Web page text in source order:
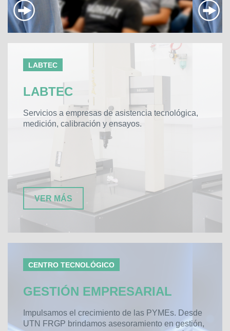
LABTEC
LABTEC
Servicios a empresas de asistencia tecnológica,
medición, calibración y ensayos.
VER MÁS
CENTRO TECNOLÓGICO
GESTIÓN EMPRESARIAL
Impulsamos el crecimiento de las PYMEs. Desde
UTN FRGP brindamos asesoramiento en gestión,